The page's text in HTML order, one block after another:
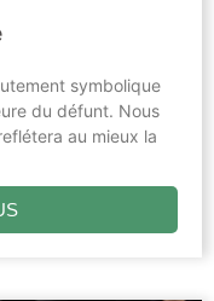
symbolique
du défunt. Nous
au mieux la